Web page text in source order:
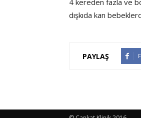
4 kereden fazla ve
dışkıda kan
PAYLAŞ